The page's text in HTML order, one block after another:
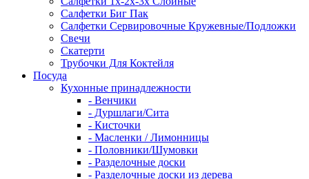
Салфетки Биг Пак
Салфетки Сервировочные Кружевные/Подложки
Свечи
Скатерти
Трубочки Для Коктейля
Посуда
Кухонные принадлежности
- Венчики
- Дуршлаги/Сита
- Кисточки
- Масленки / Лимонницы
- Половники/Шумовки
- Разделочные доски
- Разделочные доски из дерева